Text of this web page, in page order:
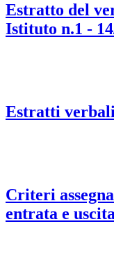
Estratto del
Istituto n.1 -
Estratti verbali
Criteri
entrata e uscita